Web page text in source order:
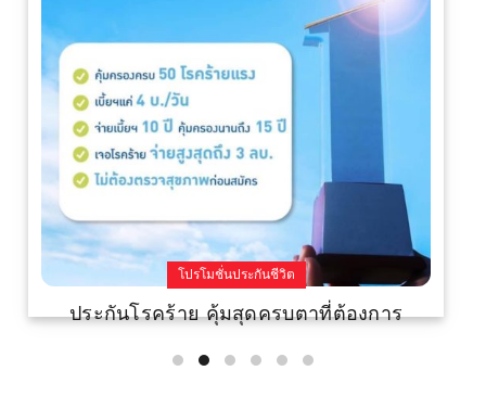
โปรโมชั่นประกันชีวิต
ประกันโรคร้าย คุ้มสุดครบตาที่ต้องการ
ประกันโรคร้าย คุ้มสุดครบตาที่ต้องการ